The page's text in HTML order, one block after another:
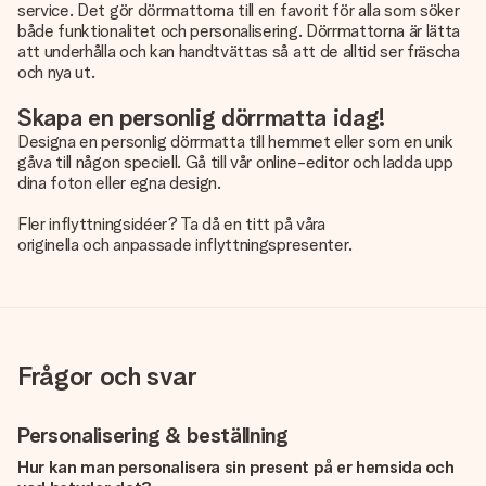
service. Det gör dörrmattorna till en favorit för alla som söker
både funktionalitet och personalisering. Dörrmattorna är lätta
att underhålla och kan handtvättas så att de alltid ser fräscha
och nya ut.
Skapa en personlig dörrmatta idag!
Designa en personlig dörrmatta till hemmet eller som en unik
gåva till någon speciell. Gå till vår online-editor och ladda upp
dina foton eller egna design.
Fler inflyttningsidéer? Ta då en titt på våra
originella och anpassade inflyttningspresenter.
Frågor och svar
Personalisering & beställning
Hur kan man personalisera sin present på er hemsida och